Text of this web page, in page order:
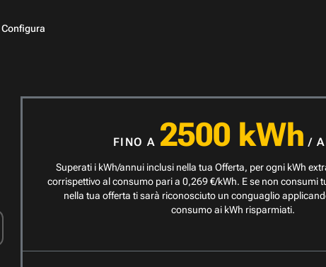
Configura
FINO A 2500 kWh /
Superati i kWh/annui inclusi nella tua Offerta, per ogni kWh
corrispettivo al consumo pari a 0,269€/kWh. E se non consumi
nella tua offerta ti sarà riconosciuto un conguaglio
consumo ai kWh risparmiati.